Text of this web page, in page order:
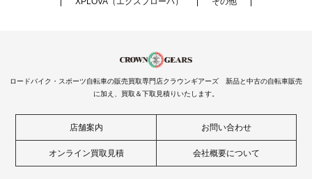
ロードバイク・スポーツ自転車の販売買取専門店クラウンギアーズ 新品と中古の自転車販売
に加え、買取＆下取見積りいたします。
店舗案内 お問い合わせ
オンライン買取見積 会社概要について